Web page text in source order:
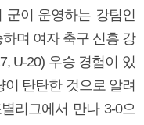
군이 운영하는 강팀인
며 여자 축구 신흥 강
U-20) 우승 경험이 있
탄탄한 것으로 알려
리그에서 만나 3-0으